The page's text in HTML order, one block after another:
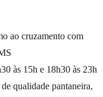
ao cruzamento com
às 15h e 18h30 às 23h
qualidade pantaneira,